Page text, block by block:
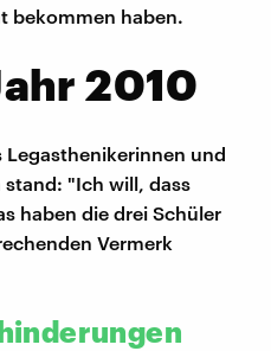
bekommen haben.
2010
Legasthenikerinnen und
"Ich will, dass
haben die drei Schüler
Vermerk